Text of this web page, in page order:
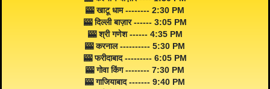
🎰 खाटू धाम -------- 2:30 PM
🎰 दिल्ली बाज़ार ------ 3:05 PM
🎰 श्री गणेश ------ 4:35 PM
🎰 करनाल ---------- 5:30 PM
🎰 फरीदाबाद --------- 6:05 PM
🎰 गोवा किंग -------- 7:30 PM
🎰 गाजियाबाद ------- 9:40 PM